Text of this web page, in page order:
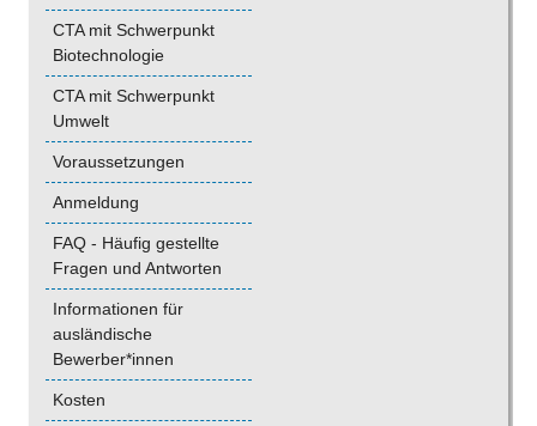
CTA mit Schwerpunkt
Biotechnologie
CTA mit Schwerpunkt
Umwelt
Voraussetzungen
Anmeldung
FAQ - Häufig gestellte
Fragen und Antworten
Informationen für
ausländische
Bewerber*innen
Kosten